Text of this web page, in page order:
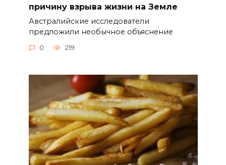
причину взрыва жизни на Земле
Австралийские исследователи
предложили необычное объяснение
0 219